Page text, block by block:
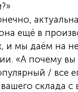
ещё в
и мы даём на
«А почему вы
/ все
склада